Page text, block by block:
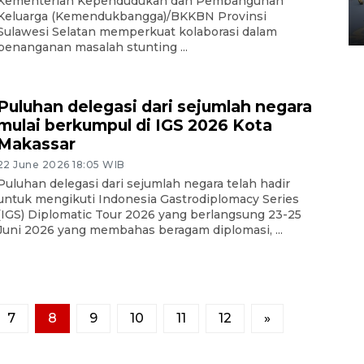
(Kemendukbangga)/BKKBN Provinsi
Selatan memperkuat kolaborasi dalam
masalah stunting ...
delegasi dari sejumlah negara
berkumpul di IGS 2026 Kota
June 2026 18:05 WIB
delegasi dari sejumlah negara telah hadir
mengikuti Indonesia Gastrodiplomacy Series
Diplomatic Tour 2026 yang berlangsung 23-25
2026 yang membahas beragam diplomasi, ...
7 8 9 10 11 12 »
02 April 2026 12:51 WIB